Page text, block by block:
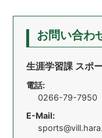
お問い合わ
生涯学習課 スポ
電話:
0266-79-7950
E-Mail: